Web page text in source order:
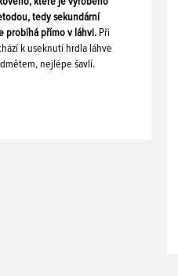
tedy sekundární
probíhá přímo v láhvi. Při
k useknutí hrdla láhve
nejlépe šavlí.